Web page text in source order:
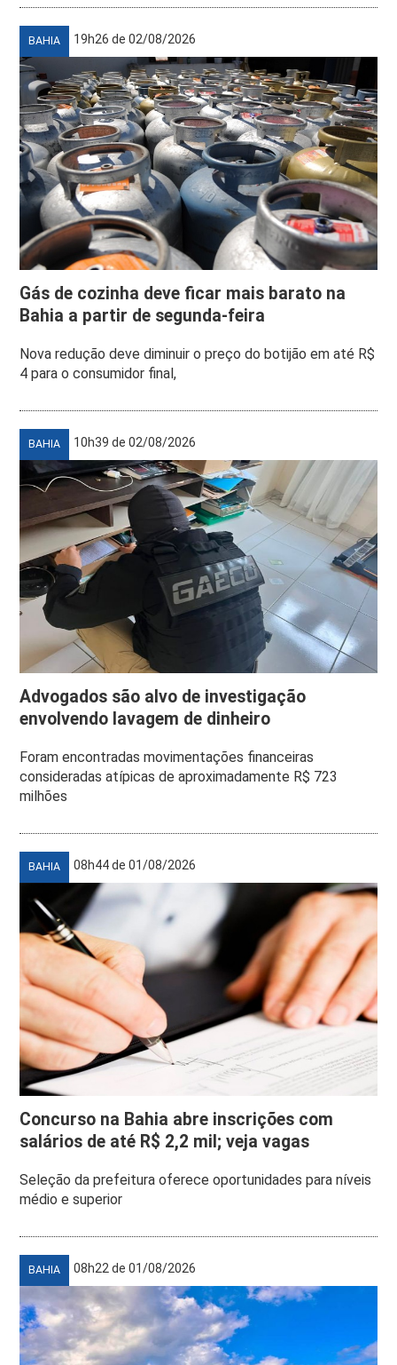
BAHIA 19h26 de 02/08/2026
Gás de cozinha deve ficar mais barato na
Bahia a partir de segunda-feira
Nova redução deve diminuir o preço do botijão em até R$
4 para o consumidor final,
BAHIA 10h39 de 02/08/2026
Advogados são alvo de investigação
envolvendo lavagem de dinheiro
Foram encontradas movimentações financeiras
consideradas atípicas de aproximadamente R$ 723
milhões
BAHIA 08h44 de 01/08/2026
Concurso na Bahia abre inscrições com
salários de até R$ 2,2 mil; veja vagas
Seleção da prefeitura oferece oportunidades para níveis
médio e superior
BAHIA 08h22 de 01/08/2026